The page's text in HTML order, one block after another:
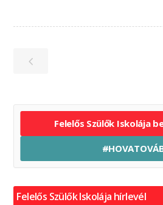
Felelős Szülők Iskolája
Felelős Szülők Iskolája hírlevél